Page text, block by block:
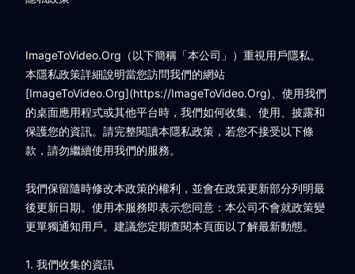
ImageToVideo.Org（以下簡稱「本公司」）重視用戶隱私。
本隱私政策詳細說明當您訪問我們的網站
[ImageToVideo.Org](https://ImageToVideo.Org)、使用我們
的桌面應用程式或其他平台時，我們如何收集、使用、披露和
保護您的資訊。請完整閱讀本隱私政策，若您不接受以下條
款，請勿繼續使用我們的服務。
我們保留隨時修改本政策的權利，並會在政策更新部分列明最
後更新日期。使用本服務即表示您同意：本公司不會就政策變
更單獨通知用戶。建議您定期查閱本頁面以了解最新動態。
1. 我們收集的資訊